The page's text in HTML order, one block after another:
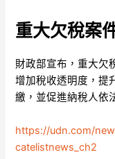
重大欠稅案
財政部宣布，重大欠
增加稅收透明度，提
繳，並促進納稅人依
https://udn.com/
catelistnews_ch2